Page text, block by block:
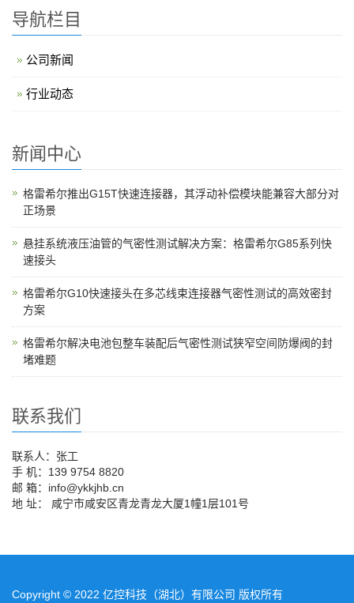
导航栏目
公司新闻
行业动态
新闻中心
格雷希尔推出G15T快速连接器，其浮动补偿模块能兼容大部分对
正场景
悬挂系统液压油管的气密性测试解决方案：格雷希尔G85系列快
速接头
格雷希尔G10快速接头在多芯线束连接器气密性测试的高效密封
方案
格雷希尔解决电池包整车装配后气密性测试狭窄空间防爆阀的封
堵难题
联系我们
联系人：张工
手 机：139 9754 8820
邮 箱：info@ykkjhb.cn
地 址： 咸宁市咸安区青龙青龙大厦1幢1层101号
Copyright © 2022 亿控科技（湖北）有限公司 版权所有